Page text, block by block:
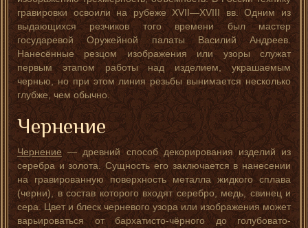
гравировки освоили на рубеже XVII—XVIII вв. Одним из
выдающихся резчиков того времени был мастер
государевой Оружейной палаты Василий Андреев.
Нанесённые резцом изображения или узоры служат
первым этапом работы над изделием, украшаемым
чернью, но при этом линия резьбы вынимается несколько
глубже, чем обычно.
Чернение
Чернение— древний способ декорирования изделий из
серебра и золота. Сущность его заключается в нанесении
на гравированную поверхность металла жидкого сплава
(черни), в состав которого входят серебро, медь, свинец и
сера. Цвет и блеск черневого узора или изображения может
варьироваться от бархатисто-чёрного до голубовато-